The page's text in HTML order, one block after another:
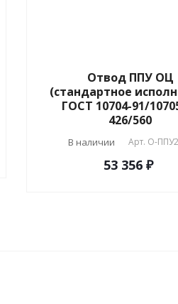
Отвод ППУ ОЦ
(стандартное
ГОСТ 10704-91/
426/560
В наличии Арт. О-
53 356 ₽